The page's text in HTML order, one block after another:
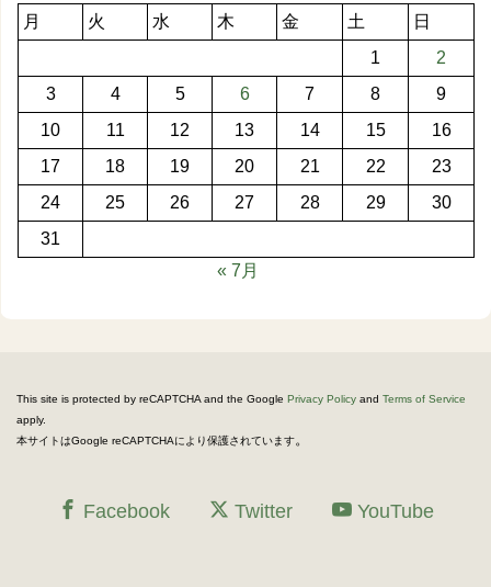
月 火 水 木 金 土
日
1
2
3
4 5 6 7 8
9
10
11 12 13 14 15
16
17
18 19 20 21 22
23
24
25 26 27 28 29
30
31
« 7月
This site is protected by reCAPTCHA and the Google Privacy Policy and Terms of Service
apply.
本サイトはGoogle reCAPTCHAにより保護されています。
Facebook Twitter YouTube